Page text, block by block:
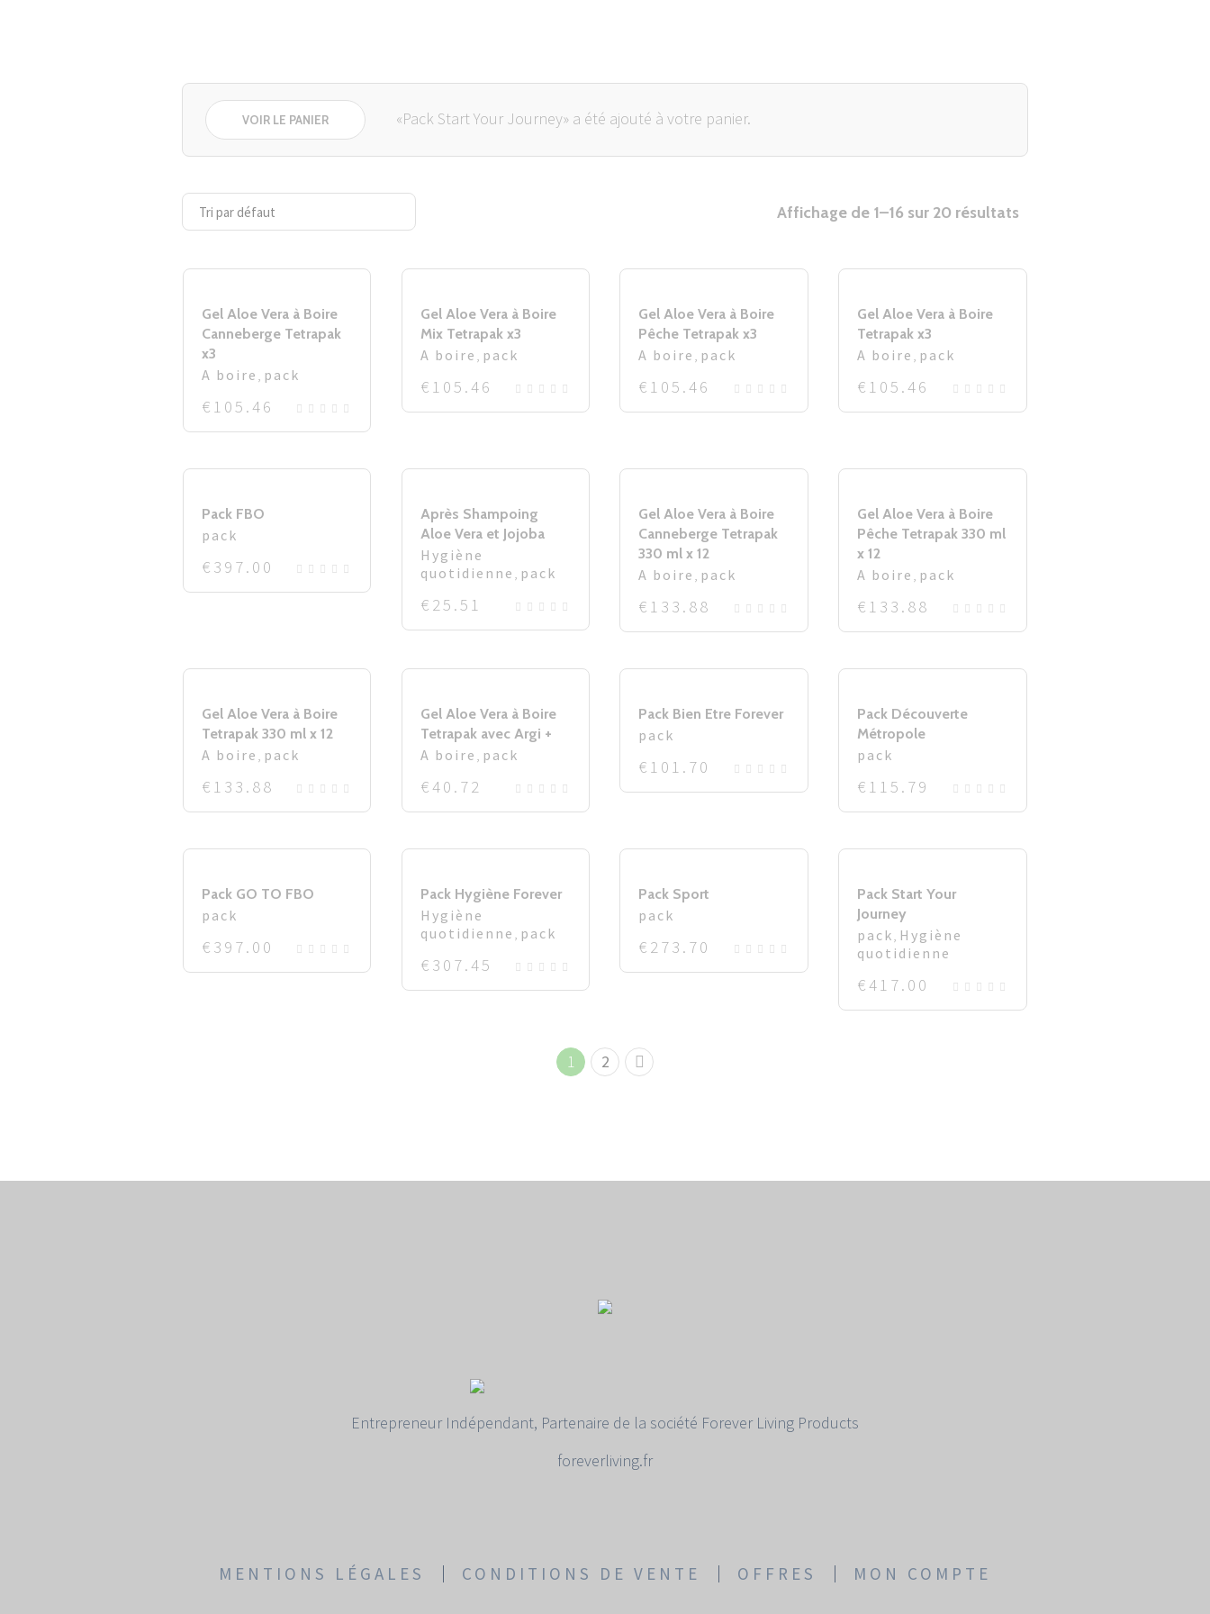
VOIR LE PANIER «Pack Start Your Journey» a été ajouté à votre panier.
Affichage de 1–16 sur 20 résultats
Gel Aloe Vera à Boire
Canneberge Tetrapak
x3
A boire , pack
€ 105.46
Gel Aloe Vera à Boire
Mix Tetrapak x3
A boire , pack
€ 105.46
Gel Aloe Vera à Boire
Pêche Tetrapak x3
A boire , pack
€ 105.46
Gel Aloe Vera à Boire
Tetrapak x3
A boire , pack
€ 105.46
Pack FBO
pack
€ 397.00
Après Shampoing
Aloe Vera et Jojoba
Hygiène
quotidienne , pack
€ 25.51
Gel Aloe Vera à Boire
Canneberge Tetrapak
330 ml x 12
A boire , pack
€ 133.88
Gel Aloe Vera à Boire
Pêche Tetrapak 330 ml
x 12
A boire , pack
€ 133.88
Gel Aloe Vera à Boire
Tetrapak 330 ml x 12
A boire , pack
€ 133.88
Gel Aloe Vera à Boire
Tetrapak avec Argi +
A boire , pack
€40.72
Pack Bien Etre Forever
pack
€ 101.70
Pack Découverte
Métropole
pack
€ 115.79
Pack GO TO FBO
pack
€ 397.00
Pack Hygiène Forever
Hygiène
quotidienne , pack
€ 307.45
Pack Sport
pack
€ 273.70
Pack Start Your
Journey
pack, Hygiène
quotidienne
€417.00
1 2
Entrepreneur Indépendant, Partenaire de la société Forever Living Products
foreverliving.fr
MENTIONS LÉGALES CONDITIONS DE VENTE OFFRES MON COMPTE